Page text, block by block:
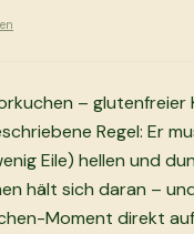
– glutenfreier
Regel: Er
Eile) hellen und
hält sich daran –
Moment direkt